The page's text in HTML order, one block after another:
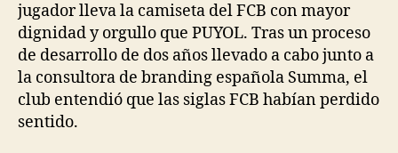
jugador lleva la camiseta del FCB con mayor
dignidad y orgullo que PUYOL. Tras un proceso
de desarrollo de dos años llevado a cabo junto a
la consultora de branding española Summa, el
club entendió que las siglas FCB habían perdido
sentido.